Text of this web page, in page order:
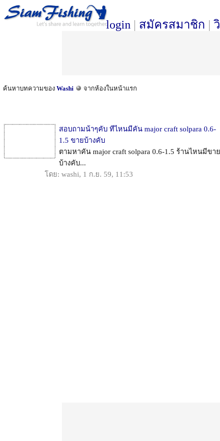
login | สมัครสมาชิก |
ค้นหาบทความของ Washi จากห้องในหน้าแรก
สอบถามน้าๆคับ ทีไหนมีคัน major craft solpara 0.6-
1.5 ขายบ้างคับ
ตามหาคัน major craft solpara 0.6-1.5 ร้านไหนมีขาย
บ้างคับ...
โดย: washi, 1 ก.ย. 59, 11:53